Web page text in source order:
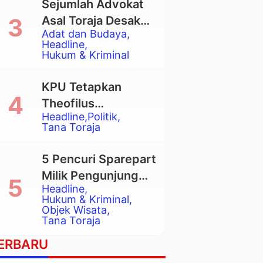
Adat dan Budaya
Headline
Hukum & Kriminal
Sejumlah Advokat
Asal Toraja Desak
Mahkamah Agung
Larang Penggunaan
Eksekusi Rumah
Adat Tongkonan
Headline Politik
Tana Toraja
KPU Tetapkan
Theofilus
Allorerung dan
Zadrak Tombe
sebagai Bupati dan
Wakil Bupati Tana
Toraja Terpilih
Headline
Hukum & Kriminal
Objek Wisata
Tana Toraja
5 Pencuri Sparepart
Milik Pengunjung
Objek Wisata
Pango-Pango
Ditangkap Polisi